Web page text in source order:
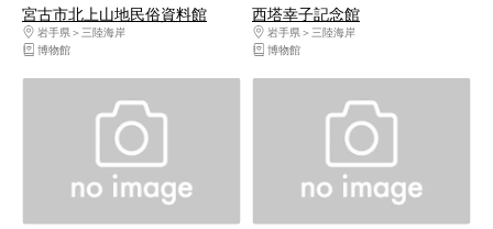
宮古市北上山地民俗資料館
岩手県
三陸海岸
博物館
西塔幸子記念館
岩手県
三陸海岸
博物館